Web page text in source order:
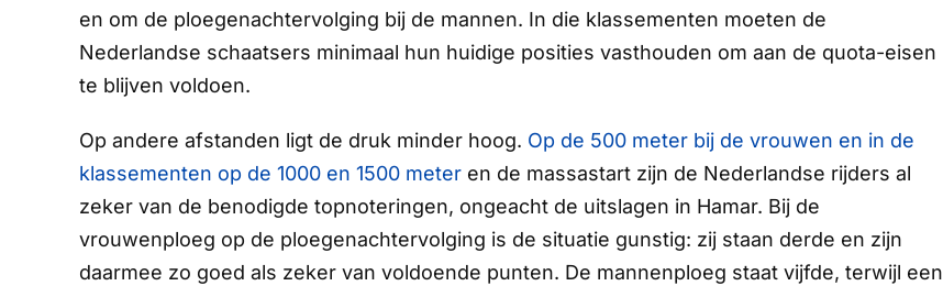
en om de ploegenachtervolging bij de mannen. In die klassementen moeten de
Nederlandse schaatsers minimaal hun huidige posities vasthouden om aan de quota-eisen
te blijven voldoen.
Op andere afstanden ligt de druk minder hoog. Op de 500 meter bij de vrouwen en in de
klassementen op de 1000 en 1500 meter en de massastart zijn de Nederlandse rijders al
zeker van de benodigde topnoteringen, ongeacht de uitslagen in Hamar. Bij de
vrouwenploeg op de ploegenachtervolging is de situatie gunstig: zij staan derde en zijn
daarmee zo goed als zeker van voldoende punten. De mannenploeg staat vijfde, terwijl een